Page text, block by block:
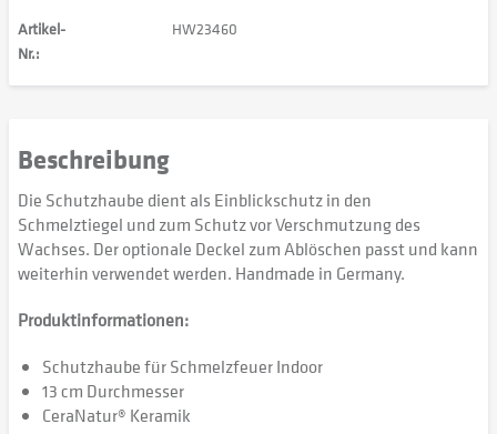
Artikel-
Nr.:
HW23460
Beschreibung
Die Schutzhaube dient als Einblickschutz in den
Schmelztiegel und zum Schutz vor Verschmutzung des
Wachses. Der optionale Deckel zum Ablöschen passt und kann
weiterhin verwendet werden. Handmade in Germany.
Produktinformationen:
Schutzhaube für Schmelzfeuer Indoor
13 cm Durchmesser
CeraNatur® Keramik